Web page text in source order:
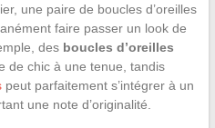
une paire de boucles d’oreilles
faire passer un look de
des boucles d’oreilles
de chic à une tenue, tandis
peut parfaitement s’intégrer à un
une note d’originalité.